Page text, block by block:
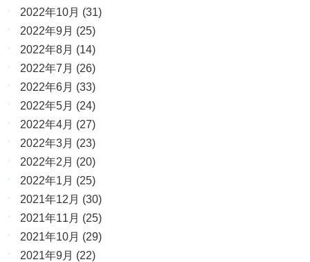
2022年10月 (31)
2022年9月 (25)
2022年8月 (14)
2022年7月 (26)
2022年6月 (33)
2022年5月 (24)
2022年4月 (27)
2022年3月 (23)
2022年2月 (20)
2022年1月 (25)
2021年12月 (30)
2021年11月 (25)
2021年10月 (29)
2021年9月 (22)